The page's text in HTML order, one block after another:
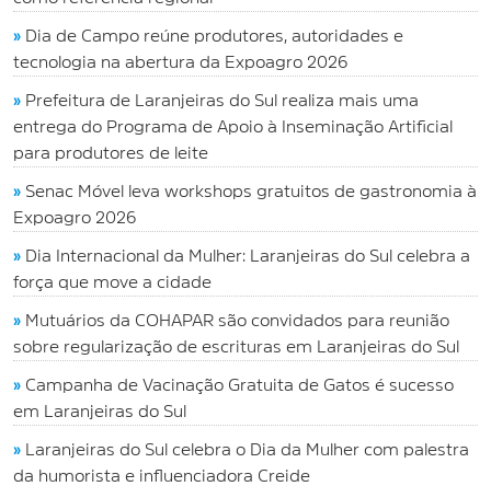
» Dia de Campo reúne produtores, autoridades e
tecnologia na abertura da Expoagro 2026
» Prefeitura de Laranjeiras do Sul realiza mais uma
entrega do Programa de Apoio à Inseminação Artificial
para produtores de leite
» Senac Móvel leva workshops gratuitos de gastronomia à
Expoagro 2026
» Dia Internacional da Mulher: Laranjeiras do Sul celebra a
força que move a cidade
» Mutuários da COHAPAR são convidados para reunião
sobre regularização de escrituras em Laranjeiras do Sul
» Campanha de Vacinação Gratuita de Gatos é sucesso
em Laranjeiras do Sul
»
Laranjeiras do Sul celebra o Dia da Mulher com palestra
da humorista e influenciadora Creide